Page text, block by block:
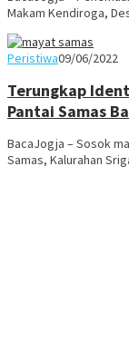
Makam Kendiroga,
PeristiwaJuno
09/06/2022
Terungkap
Pantai Samas
BacaJogja – Sosok
Samas, Kalurahan